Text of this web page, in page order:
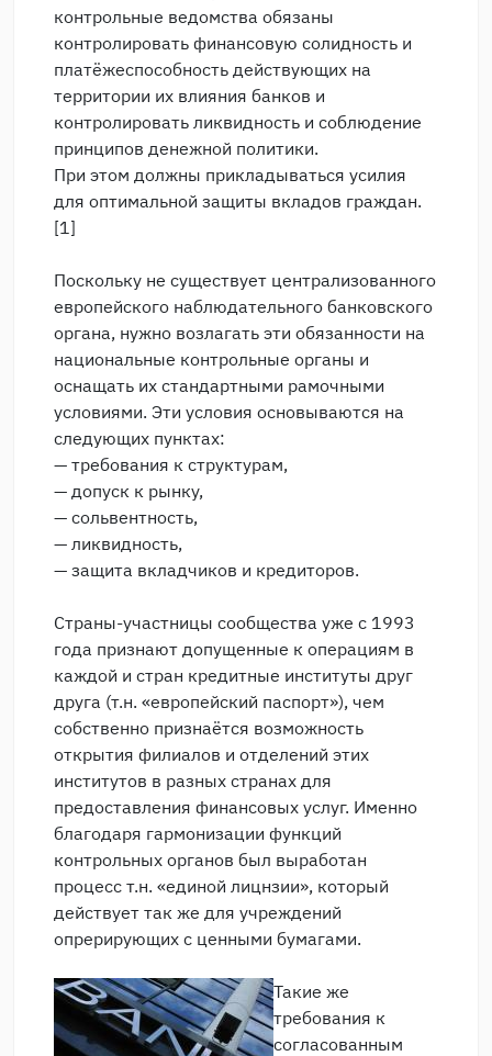
контрольные ведомства обязаны
контролировать финансовую солидность и
платёжеспособность действующих на
территории их влияния банков и
контролировать ликвидность и соблюдение
принципов денежной политики.
При этом должны прикладываться усилия
для оптимальной защиты вкладов граждан.
[1]
Поскольку не существует централизованного
европейского наблюдательного банковского
органа, нужно возлагать эти обязанности на
национальные контрольные органы и
оснащать их стандартными рамочными
условиями. Эти условия основываются на
следующих пунктах:
— требования к структурам,
— допуск к рынку,
— сольвентность,
— ликвидность,
— защита вкладчиков и кредиторов.
Страны-участницы сообщества уже с 1993
года признают допущенные к операциям в
каждой и стран кредитные институты друг
друга (т.н. «европейский паспорт»), чем
собственно признаётся возможность
открытия филиалов и отделений этих
институтов в разных странах для
предоставления финансовых услуг. Именно
благодаря гармонизации функций
контрольных органов был выработан
процесс т.н. «единой лицнзии», который
действует так же для учреждений
опрерирующих с ценными бумагами.
Такие же
требования к
согласованным